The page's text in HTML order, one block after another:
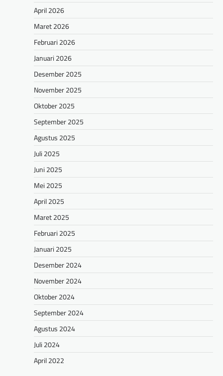
April 2026
Maret 2026
Februari 2026
Januari 2026
Desember 2025
November 2025
Oktober 2025
September 2025
Agustus 2025
Juli 2025
Juni 2025
Mei 2025
April 2025
Maret 2025
Februari 2025
Januari 2025
Desember 2024
November 2024
Oktober 2024
September 2024
Agustus 2024
Juli 2024
April 2022